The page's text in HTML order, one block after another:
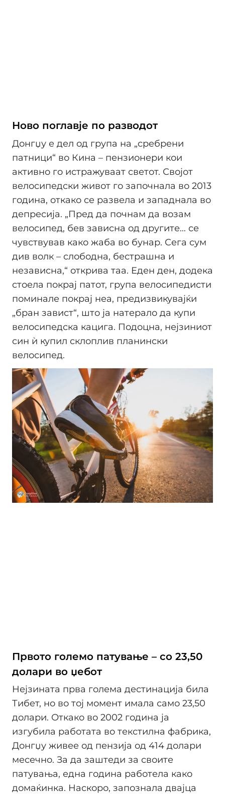
Ново поглавје по разводот
Донгџу е дел од група на „сребрени
патници“ во Кина – пензионери кои
активно го истражуваат светот. Својот
велосипедски живот го започнала во 2013
година, откако се развела и западнала во
депресија. „Пред да почнам да возам
велосипед, бев зависна од другите… се
чувствував како жаба во бунар. Сега сум
див волк – слободна, бестрашна и
независна,“ открива таа. Еден ден, додека
стоела покрај патот, група велосипедисти
поминале покрај неа, предизвикувајќи
„бран завист“, што ја натерало да купи
велосипедска кацига. Подоцна, нејзиниот
син ѝ купил склоплив планински
велосипед.
Првото големо патување – со 23,50
долари во џебот
Нејзината прва голема дестинација била
Тибет, но во тој момент имала само 23,50
долари. Откако во 2002 година ја
изгубила работата во текстилна фабрика,
Донгџу живее од пензија од 414 долари
месечно. За да заштеди за своите
патувања, една година работела како
домаќинка. Наскоро, запознала двајца